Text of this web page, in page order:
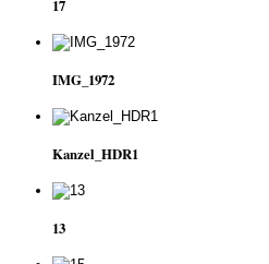
17
IMG_1972
Kanzel_HDR1
13